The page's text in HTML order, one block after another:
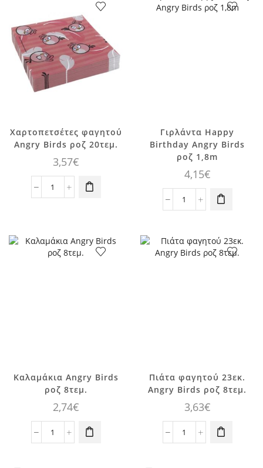
Χαρτοπετσέτες φαγητού
Angry Birds ροζ 20τεμ.
3,57€
Χαρτοπετσέτες
ροζ
20τεμ.
Γιρλάντα Happy
Birthday Angry Birds
ροζ 1,8m
4,15€
Γιρλάντα
Angry
Birds
Καλαμάκια Angry Birds
ροζ 8τεμ.
2,74€
Καλαμάκια
Πιάτα φαγητού 23εκ.
Angry Birds ροζ 8τεμ.
3,63€
Πιάτα